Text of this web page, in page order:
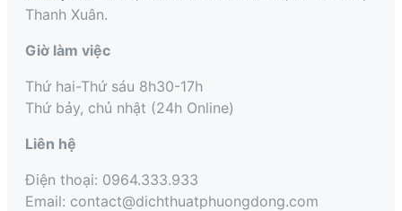
Thanh Xuân.
Giờ làm việc
Thứ hai-Thứ sáu 8h30-17h
Thứ bảy, chủ nhật (24h Online)
Liên hệ
Điện thoại: 0964.333.933
Email: contact@dichthuatphuongdong.com